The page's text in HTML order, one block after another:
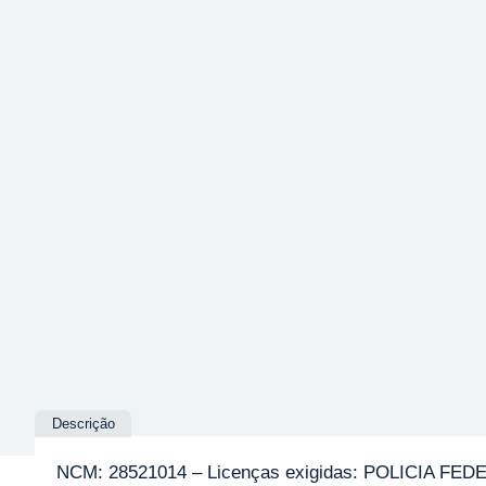
Descrição
NCM: 28521014 – Licenças exigidas: POLICIA